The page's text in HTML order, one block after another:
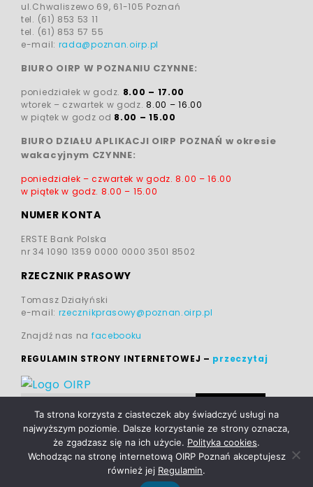
ul.Chwaliszewo 69, 61-105 Poznań
tel. (61) 853 53 11
tel. (61) 853 57 55
e-mail: rada@poznan.oirp.pl
BIURO OIRP W POZNANIU CZYNNE:
poniedziałek w godz. 8.00 – 17.00
wtorek – czwartek w godz.8.00 – 16.00
w piątek w godz od 8.00 – 15.00
BIURO DZIAŁU APLIKACJI OIRP POZNAŃ w okresie
wakacyjnym CZYNNE:
poniedziałek – czwartek w godz. 8.00 – 16.00
w piątek w godz. 8.00 – 15.00
NUMER KONTA
ERSTE Bank Polska
nr 34 1090 1359 0000 0000 3501 8502
RZECZNIK PRASOWY
Tomasz Działyński
e-mail: rzecznikprasowy@poznan.oirp.pl
Znajdź nas na facebooku
REGULAMIN STRONY INTERNETOWEJ – przeczytaj
Ta strona korzysta z ciasteczek aby świadczyć usługi na
najwyższym poziomie. Dalsze korzystanie ze strony oznacza,
że zgadzasz się na ich użycie. Polityka cookies.
Wchodząc na stronę internetową OIRP Poznań akceptujesz
również jej Regulamin.